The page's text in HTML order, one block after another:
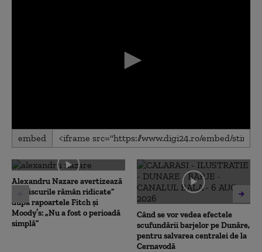
0
seconds
0
seconds
embed
Alexandru Nazare avertizează
că „riscurile rămân ridicate”
după rapoartele Fitch și
Moody’s: „Nu a fost o perioadă
simplă”
Când se vor vedea efectele
scufundării barjelor pe Dunăre,
pentru salvarea centralei de la
Cernavodă